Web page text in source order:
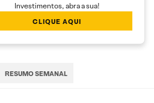
Investimentos, abra a sua!
CLIQUE AQUI
RESUMO SEMANAL